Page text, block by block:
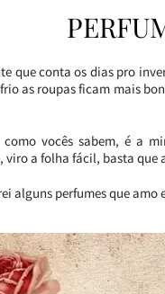
que conta os dias pro
as roupas ficam mais
como vocês sabem, é a
viro a folha fácil, basta que
alguns perfumes que amo